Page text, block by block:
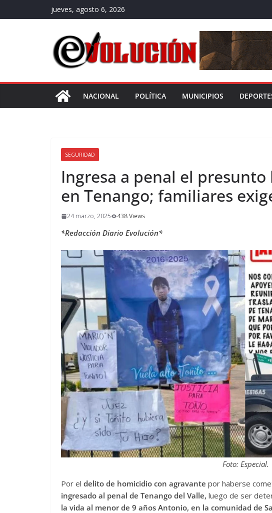
al
jueves, agosto 6, 2026
NACIONAL POLÍTICA MUNICIPIOS
SEGURIDAD
Ingresa a penal el
en Tenango; familiares
24 marzo, 2025 438 Views
*Redacción Diario Evolución*
Foto: Especial.
Por el delito de homicidio con agravante por haberse
ingresado al penal de Tenango del Valle, luego de ser
la vida al menor de 9 años Antonio, en la comunidad de